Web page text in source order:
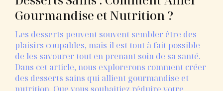
Gourmandise et Nutrition ?
Les desserts peuvent souvent sembler être des
plaisirs coupables, mais il est tout à fait possible
de les savourer tout en prenant soin de sa santé.
Dans cet article, nous explorerons comment créer
des desserts sains qui allient gourmandise et